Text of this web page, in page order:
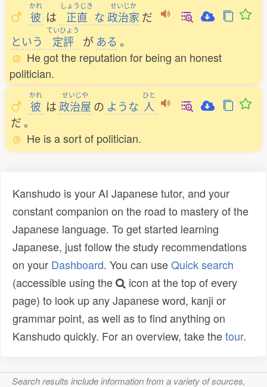
かれ
彼 は
しょうじき
正直 な
せいじか
政治家 だ
という
ていひょう
定評 が ある 。
He got the reputation for being an honest
politician.
かれ
彼 は
せいじや
政治屋 の ような
ひと
人
だ。
He is a sort of politician.
Kanshudo is your AI Japanese tutor, and your
constant companion on the road to mastery of the
Japanese language. To get started learning
Japanese, just follow the study recommendations
on your Dashboard. You can useQuick search
(accessible using the
icon at the top of every
page) to look up any Japanese word, kanji or
grammar point, as well as to find anything on
Kanshudo quickly. For an overview, take thetour.
Search results include information from a variety of sources,